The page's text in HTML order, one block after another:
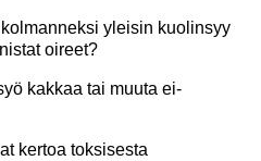
yleisin kuolinsyy
oireet?
kakkaa tai muuta ei-
kertoa toksisesta